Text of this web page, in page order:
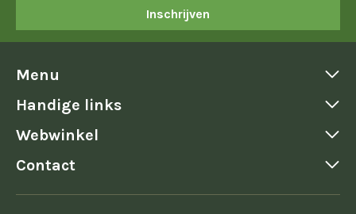
Inschrijven
Menu
Handige links
Webwinkel
Contact